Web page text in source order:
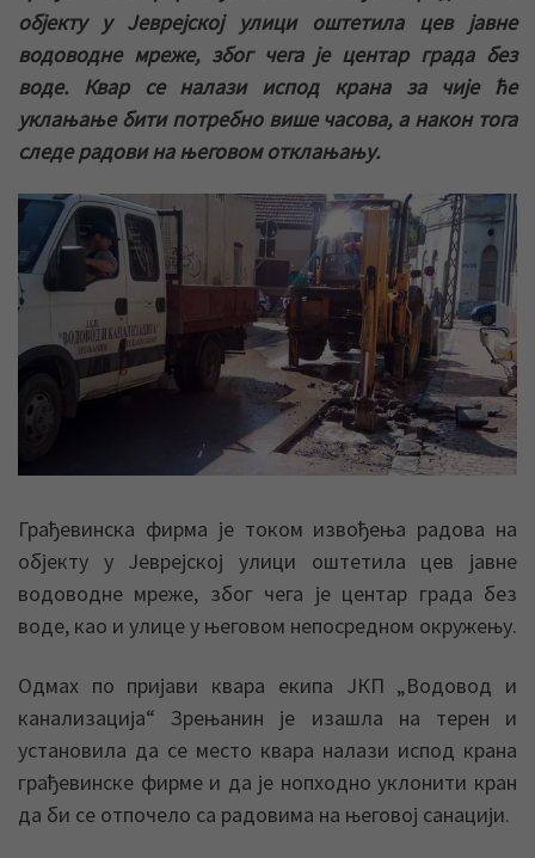
објекту у Јеврејској улици оштетила цев јавне
водоводне мреже, због чега је центар града без
воде. Квар се налази испод крана за чије ће
уклањање бити потребно више часова, а након тога
следе радови на његовом отклањању.
Грађевинска фирма је током извођења радова на
објекту у Јеврејској улици оштетила цев јавне
водоводне мреже, због чега је центар града без
воде, као и улице у његовом непосредном окружењу.
Одмах по пријави квара екипа ЈКП „Водовод и
канализација“ Зрењанин је изашла на терен и
установила да се место квара налази испод крана
грађевинске фирме и да је нопходно уклонити кран
да би се отпочело са радовима на његовој санацији.